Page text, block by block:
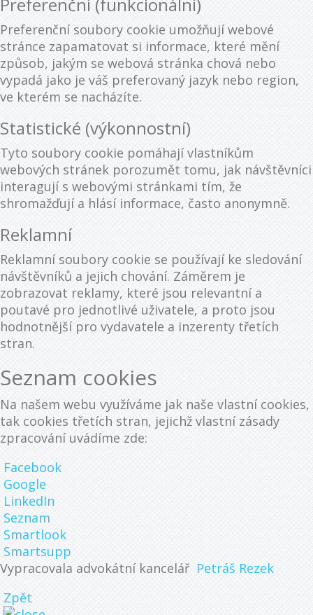
Preferenční soubory cookie umožňují webové
stránce zapamatovat si informace, které mění
způsob, jakým se webová stránka chová nebo
vypadá jako je váš preferovaný jazyk nebo region,
ve kterém se nacházíte.
Statistické (výkonnostní)
Tyto soubory cookie pomáhají vlastníkům
webových stránek porozumět tomu, jak návštěvníci
interagují s webovými stránkami tím, že
shromažďují a hlásí informace, často anonymně.
Reklamní
Reklamní soubory cookie se používají ke sledování
návštěvníků a jejich chování. Záměrem je
zobrazovat reklamy, které jsou relevantní a
poutavé pro jednotlivé uživatele, a proto jsou
hodnotnější pro vydavatele a inzerenty třetích
stran.
Seznam cookies
Na našem webu využíváme jak naše vlastní cookies,
tak cookies třetích stran, jejichž vlastní zásady
zpracování uvádíme zde:
Facebook
Google
LinkedIn
Seznam
Smartlook
Smartsupp
Vypracovala advokátní kancelář Petráš Rezek
Zpět